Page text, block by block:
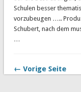
Schulen besser
vorzubeugen …..
Schubert, nach dem
…
← Vorige Seite